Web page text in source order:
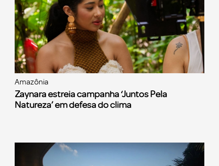
Amazônia
Zaynara estreia campanha ‘Juntos Pela
Natureza’ em defesa do clima